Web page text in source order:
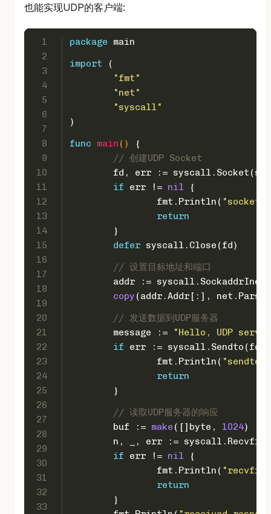
也能实现UDP的客户端:
1
2
3
4
5
6
7
8
9
10
11
12
13
14
15
16
17
18
19
20
21
22
23
24
25
26
27
28
29
30
31
32
33
package main
import (
"fmt"
"net"
"syscall"
)
func
main ()
{
// 创建UDP Socket
fd, err :=
if err != nil {
		fmt.Println(
"socket
return
	}
defer syscall.Close(fd)
// 设置目标地址和端口
addr :=
copy (addr.Addr[:],
// 发送数据到UDP服务器
	message :=
"Hello, UDP
if err :=
		fmt.Println(
"sendto
return
	}
// 读取UDP服务器的响应
	buf :=
make ([] byte , 1024)
n, _, err :=
if err != nil {
		fmt.Println(
return
	}